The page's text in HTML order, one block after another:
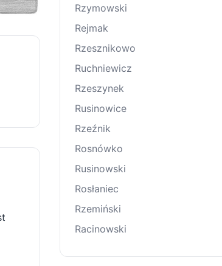
Rzymowski
Rejmak
Rzesznikowo
Ruchniewicz
Rzeszynek
Rusinowice
Rzeźnik
Rosnówko
Rusinowski
Rosłaniec
Rzemiński
Racinowski